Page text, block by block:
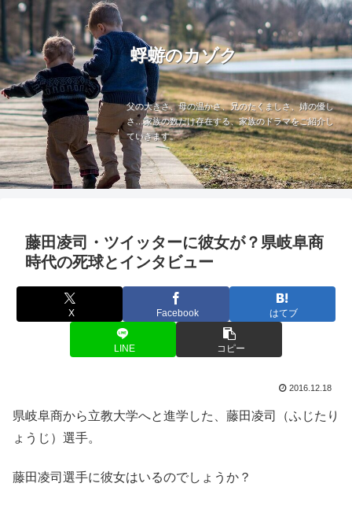
蜉蝣のカゾク
父の大きさ、母の温かさ、兄のたくましさ、姉の優し
さ…家族の数だけ存在する、家族のドラマをご紹介し
ていきます。
藤田凌司・ツイッターに彼女が？県岐阜商
時代の死球とインタビュー
X Facebook はてブ
LINE コピー
2016.12.18
県岐阜商から立教大学へと進学した、藤田凌司（ふじたり
ょうじ）選手。
藤田凌司選手に彼女はいるのでしょうか？